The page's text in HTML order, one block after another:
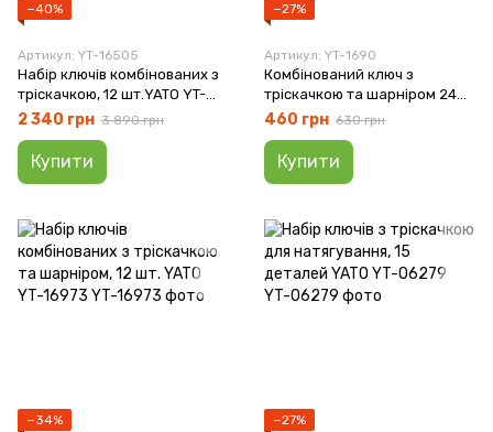
−40%
Артикул: YT-16505
Набір ключів комбінованих з
тріскачкою, 12 шт.YATO YT-
16505
2 340 грн 3 890 грн
Купити
−27%
Артикул: YT-1690
Комбінований ключ з
тріскачкою та шарніром 24
мм YATO YT-1690
460 грн 630 грн
Купити
−34% −27%